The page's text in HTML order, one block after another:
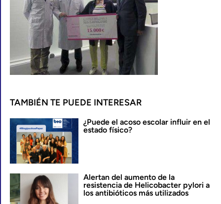
TAMBIÉN TE PUEDE INTERESAR
¿Puede el acoso escolar influir en el
estado físico?
Alertan del aumento de la
resistencia de Helicobacter pylori a
los antibióticos más utilizados